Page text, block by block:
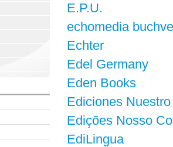
E.P.U.
echomedia
Echter
Edel Germany
Eden Books
Ediciones
Edições Nosso
EdiLingua